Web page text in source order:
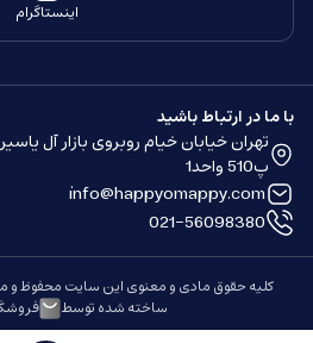
اینستاگرام
با ما در ارتباط باشید
تهران خیابان خیام روبروی بازار آل
پ510 واحد1
info@happyomappy.com
021-56098380
کلیه حقوق مادی و معنوی این سایت محفوظ و
ساخته شده توسط